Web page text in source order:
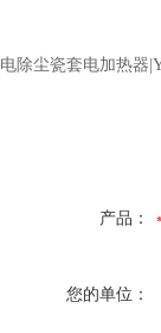
产品：
您的单位：